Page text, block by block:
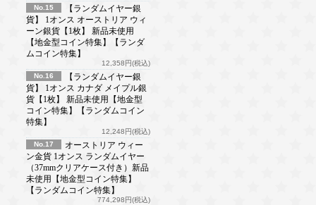
No.15
【ランダムイヤー銀
貨】 1オンス オーストリア ウィ
ーン銀貨【1枚】 新品未使用
【地金型コイン特集】【ランダ
ムコイン特集】
12,358円(税込)
No.16
【ランダムイヤー銀
貨】 1オンス カナダ メイプル銀
貨【1枚】 新品未使用【地金型
コイン特集】【ランダムコイン
特集】
12,248円(税込)
No.17
オーストリア ウィー
ン金貨 1オンス ランダムイヤー
（37mmクリアケース付き）新品
未使用【地金型コイン特集】
【ランダムコイン特集】
774,298円(税込)